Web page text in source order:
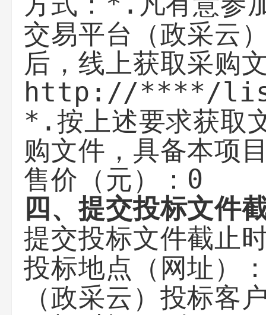
交易平台（政采云
后，线上获取采购
http://****/
*.按上述要求获取
购文件，具备本项
售价（元）： 0
四、提交投标文件
提交投标文件截止
投标地点（网址）
（政采云）投标客